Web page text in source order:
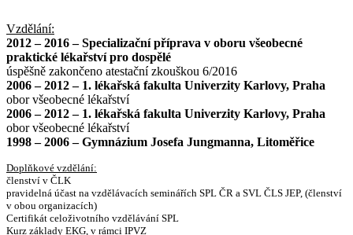
Vzdělání:
2012 – 2016 – Specializační příprava v oboru všeobecné
praktické lékařství pro dospělé
úspěšně zakončeno atestační zkouškou 6/2016
2006 – 2012 – 1. lékařská fakulta Univerzity Karlovy, Praha
obor všeobecné lékařství
2006 – 2012 – 1. lékařská fakulta Univerzity Karlovy, Praha
obor všeobecné lékařství
1998 – 2006 – Gymnázium Josefa Jungmanna, Litoměřice
Doplňkové vzdělání:
členství v ČLK
pravidelná účast na vzdělávacích seminářích SPL ČR a SVL ČLS JEP, (členství
v obou organizacích)
Certifikát celoživotního vzdělávání SPL
Kurz základy EKG, v rámci IPVZ